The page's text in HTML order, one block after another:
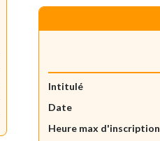
Intitulé
Date
Heure max d'inscription